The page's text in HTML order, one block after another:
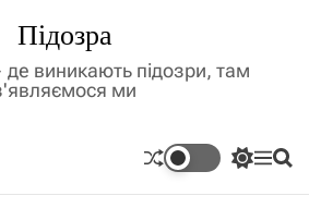
Підозра
виникають підозри, там
ми
П
М П